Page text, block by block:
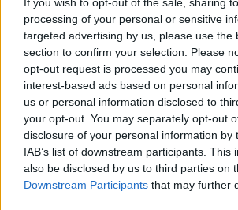
processing of your personal or sensitive
targeted advertising by us, please use the
section to confirm your selection. Please
opt-out request is processed you may
interest-based ads based on personal
us or personal information disclosed to
your opt-out. You may separately opt-out
disclosure of your personal information by
IAB’s list of downstream participants. This
also be disclosed by us to third parties on
Downstream Participants that may further
Εμπρησμός της Marfin: Προθεσμία
απολογία της η 46χρονη
ΕΛΛΑΔΑ
Η νέα σειρά foldables της Samsung
Vodafone
07/08/2026 - 11:57 ΤΕΧΝΟΛΟΓΙΑ
Ατρόμητος και Novibet συνεχίζουν
της συνεργασίας τους μέχρι το 2028